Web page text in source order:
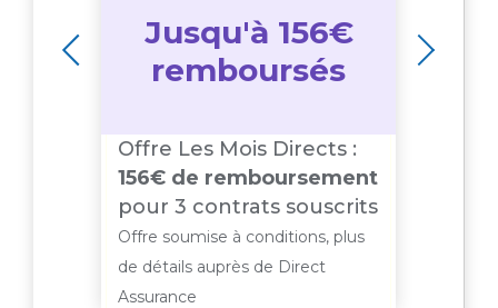
Jusqu'à 156€
remboursés
Offre Les Mois Directs :
156€ de remboursement
pour 3 contrats souscrits
Offre soumise à conditions, plus
de détails auprès de Direct
Assurance